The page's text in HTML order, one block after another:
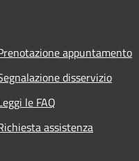
appuntamento
disservizio
le FAQ
assistenza